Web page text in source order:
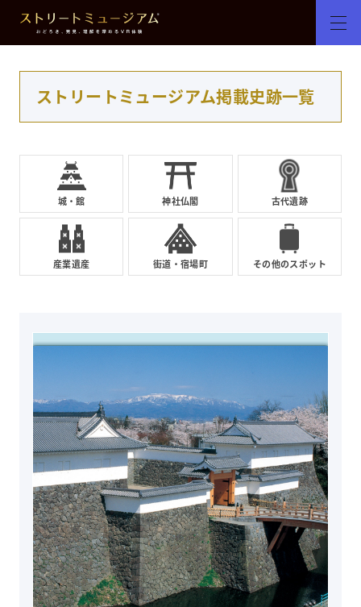
ストリートミュージアム掲載史跡一覧
城・館 神社仏閣 古代遺跡
産業遺産 街道・宿場町 その他のスポット